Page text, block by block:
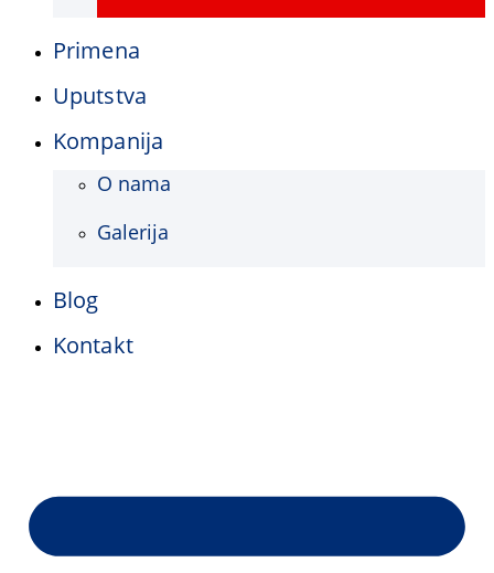
Primena
Uputstva
Kompanija
O nama
Galerija
Blog
Kontakt